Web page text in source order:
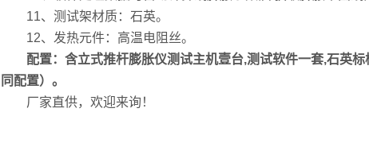
11、测试架材质：石英。
12、发热元件：高温电阻丝。
配置：含立式推杆膨胀仪测试主机壹台,测试软件一套,石英
同配置）。
厂家直供，欢迎来询！